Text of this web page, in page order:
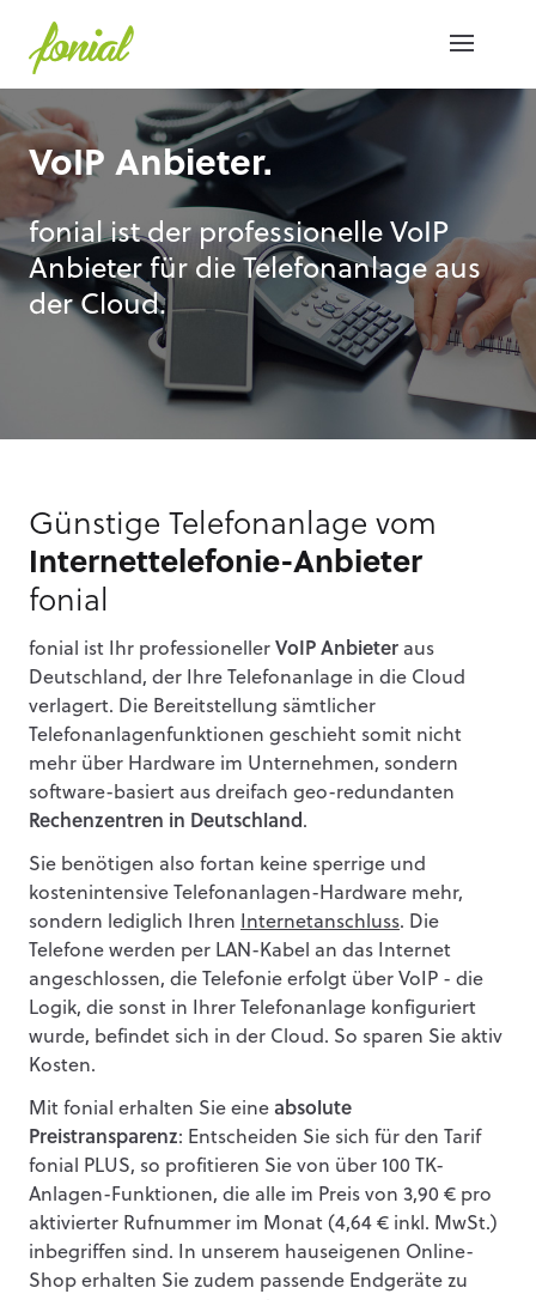
VoIP Anbieter.
fonial ist der professionelle VoIP
Anbieter für die Telefonanlage aus
der Cloud.
Günstige Telefonanlage vom
Internettelefonie-Anbieter
fonial
fonial ist Ihr professioneller VoIP Anbieter aus
Deutschland, der Ihre Telefonanlage in die Cloud
verlagert. Die Bereitstellung sämtlicher
Telefonanlagenfunktionen geschieht somit nicht
mehr über Hardware im Unternehmen, sondern
software-basiert aus dreifach geo-redundanten
Rechenzentren in Deutschland.
Sie benötigen also fortan keine sperrige und
kostenintensive Telefonanlagen-Hardware mehr,
sondern lediglich Ihren
Internetanschluss. Die
Telefone werden per LAN-Kabel an das Internet
angeschlossen, die Telefonie erfolgt über VoIP - die
Logik, die sonst in Ihrer Telefonanlage konfiguriert
wurde, befindet sich in der Cloud. So sparen Sie aktiv
Kosten.
Mit fonial erhalten Sie eine absolute
Preistransparenz: Entscheiden Sie sich für den Tarif
fonial PLUS, so profitieren Sie von über 100 TK-
Anlagen-Funktionen, die alle im Preis von 3,90 € pro
aktivierter Rufnummer im Monat (4,64 € inkl. MwSt.)
inbegriffen sind. In unserem hauseigenen Online-
Shop erhalten Sie zudem passende Endgeräte zu